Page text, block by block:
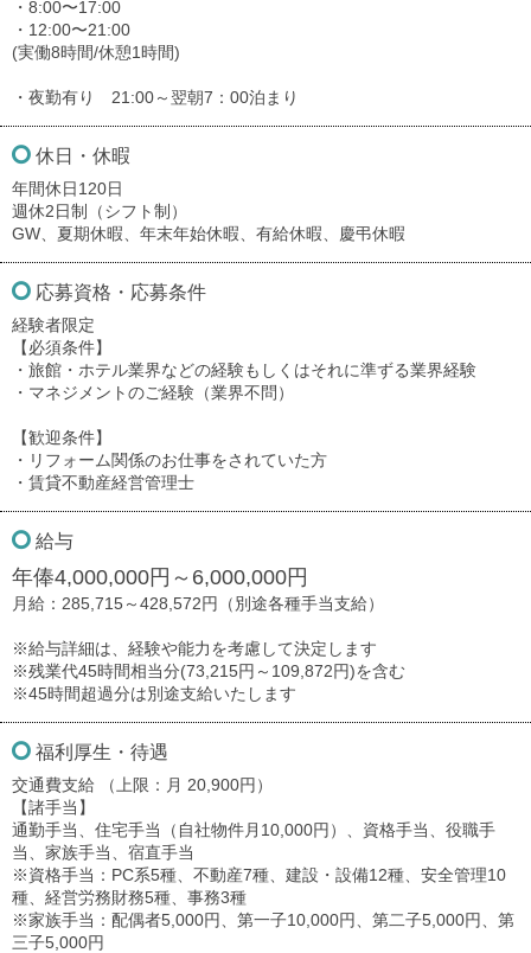
・8:00〜17:00
・12:00〜21:00
(実働8時間/休憩1時間)
・夜勤有り 21:00～翌朝7：00泊まり
休日・休暇
年間休日120日
週休2日制（シフト制）
GW、夏期休暇、年末年始休暇、有給休暇、慶弔休暇
応募資格・応募条件
経験者限定
【必須条件】
・旅館・ホテル業界などの経験もしくはそれに準ずる業界経験
・マネジメントのご経験（業界不問）
【歓迎条件】
・リフォーム関係のお仕事をされていた方
・賃貸不動産経営管理士
給与
年俸4,000,000円～6,000,000円
月給：285,715～428,572円（別途各種手当支給）
※給与詳細は、経験や能力を考慮して決定します
※残業代45時間相当分(73,215円～109,872円)を含む
※45時間超過分は別途支給いたします
福利厚生・待遇
交通費支給 （上限：月 20,900円）
【諸手当】
通勤手当、住宅手当（自社物件月10,000円）、資格手当、役職手
当、家族手当、宿直手当
※資格手当：PC系5種、不動産7種、建設・設備12種、安全管理10
種、経営労務財務5種、事務3種
※家族手当：配偶者5,000円、第一子10,000円、第二子5,000円、第
三子5,000円